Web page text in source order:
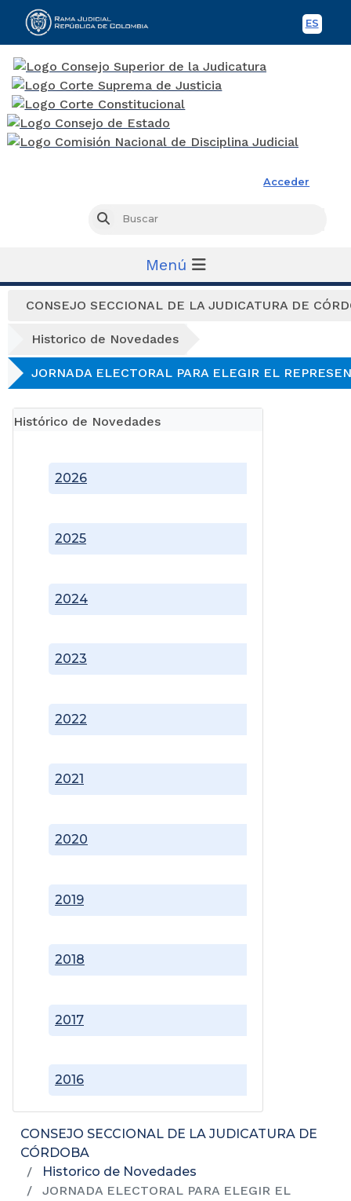
ES
Acceder
Buscar
Menú
CONSEJO SECCIONAL DE LA JUDICATURA DE
Historico de Novedades
JORNADA ELECTORAL PARA ELEGIR EL
Histórico de Novedades
2016
2017
2018
2019
2020
2021
2022
2023
2024
2025
2026
CONSEJO SECCIONAL DE LA JUDICATURA DE
CÓRDOBA
Historico de Novedades
JORNADA ELECTORAL PARA ELEGIR EL